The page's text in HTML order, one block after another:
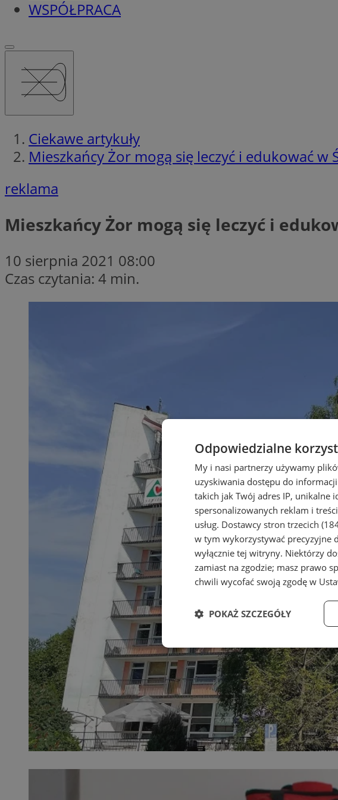
WSPÓŁPRACA
Ciekawe artykuły
Mieszkańcy Żor mogą się leczyć i edukować
reklama
Mieszkańcy Żor mogą się leczyć i
10 sierpnia 2021 08:00
Czas czytania: 4 min.
Odpowiedzialne
My i nasi partnerzy używamy
uzyskiwania dostępu do
takich jak Twój adres IP, unikalne
spersonalizowanych reklam i
usług. Dostawcy stron trzecich
w tym wykorzystywać precyzyjne
wyłącznie tej witryny. Niektórzy
zamiast na zgodzie; masz prawo
chwili wycofać swoją zgodę w
POKAŻ SZCZEGÓŁY
Niezbędne Wydajność
Niezbędne
Provider/